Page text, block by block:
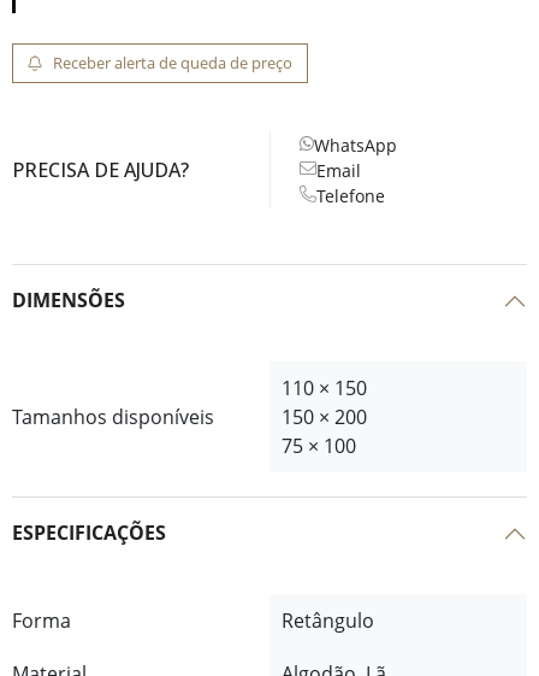
Receber alerta de queda de preço
PRECISA DE AJUDA?
WhatsApp
Email
Telefone
DIMENSÕES
Tamanhos disponíveis
110 × 150
150 × 200
75 × 100
ESPECIFICAÇÕES
Forma
Retângulo